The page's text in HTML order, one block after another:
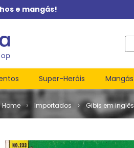
e mangás!
O
Super-Heróis Mangás
Importados Gibis em inglês